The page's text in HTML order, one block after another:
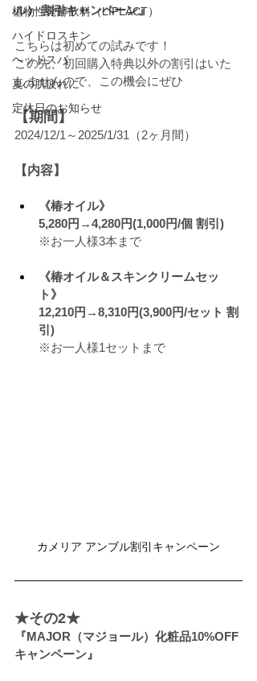
植物性発酵飲料（LIPLACT）
ハイドロスキン
ヘッドスパ
夏の肌疲れに
定休日のお知らせ
ル） 割引キャンペーン』
こちらは初めての試みです！
この先、初回購入特典以外の割引はいた
しませんので、この機会にぜひ
【期間】
2024/12/1～2025/1/31（2ヶ月間）
【内容】
《椿オイル》
5,280円→4,280円(1,000円/個 割引)
※お一人様3本まで
《椿オイル＆スキンクリームセッ
ト》
12,210円→8,310円(3,900円/セット 割
引)
※お一人様1セットまで
カメリア アンブル割引キャンペーン
★その2★
『MAJOR（マジョール）化粧品10%OFF
キャンペーン』